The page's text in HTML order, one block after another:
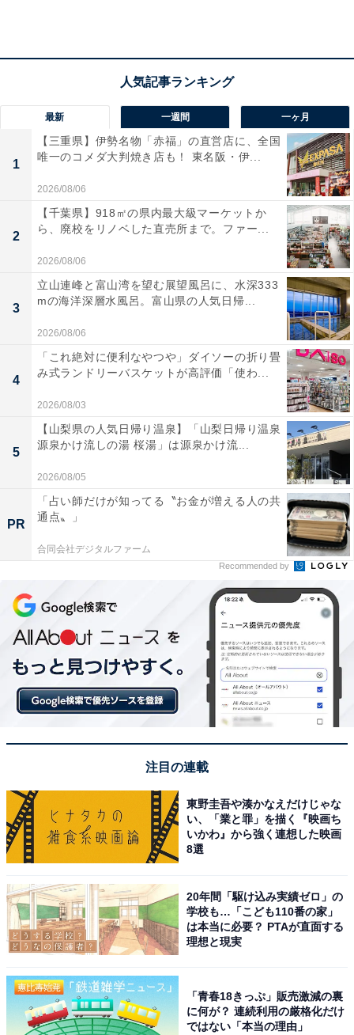
れた。
列車の窓に見立てた黒いパネルなど、こだわりの
「キャビン」が並ぶエリアは“夜行列車の個室”のイメージで、他の施設とは
デザインも異なる / 筆者撮影
ファーストキャビンはこれまでもコンパクトながら宿泊
ュな滞在空間をコンセプトに、飛行機のファーストクラ
ス、ビジネスクラスをイメージした「ファーストクラス
キャビン」「ビジネスクラスキャビン」を展開してき
1人で安心して利用できるなど幅広い世代に人気が高
い。
最新 一週間 一ヶ月
1
【三重県】伊勢名物「赤福」の直営店に、全国
唯一のコメダ大判焼き店も！ 東名阪・伊...
2026/08/06
2
【千葉県】918㎡の県内最大級マーケットか
ら、廃校をリノベした直売所まで。ファー...
2026/08/06
3
立山連峰と富山湾を望む展望風呂に、水深333
mの海洋深層水風呂。富山県の人気日帰...
2026/08/06
4
「これ絶対に便利なやつや」ダイソーの折り畳
み式ランドリーバスケットが高評価「使わ...
2026/08/03
5
【山梨県の人気日帰り温泉】「山梨日帰り温泉
源泉かけ流しの湯 桜湯」は源泉かけ流...
2026/08/05
PR
「占い師だけが知ってる〝お金が増える人の共
通点〟」
合同会社デジタルファーム
Recommended by
注目の連載
東野圭吾や湊かなえだけじゃな
い、「業と罪」を描く『映画ち
いかわ』から強く連想した映画
8選
20年間「駆け込み実績ゼロ」の
学校も…「こども110番の家」
は本当に必要？ PTAが直面する
理想と現実
「青春18きっぷ」販売激減の裏
に何が？ 連続利用の厳格化だけ
ではない「本当の理由」